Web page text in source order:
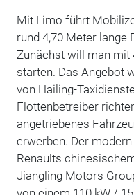
Mit Limo führt
rund 4,70 Meter lange
Zunächst will man mit
starten. Das Angebot
von Hailing-
Flottenbetreiber
angetriebenes
erwerben. Der
Renaults
Jiangling Motors